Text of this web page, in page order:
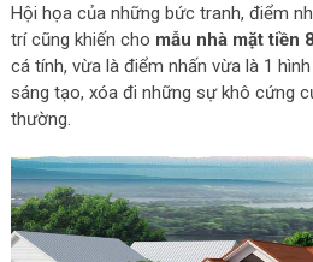
Hội họa của những bức tranh, điểm
trí cũng khiến cho mẫu nhà mặt tiền
cá tính, vừa là điểm nhấn vừa là 1
sáng tạo, xóa đi những sự khô cứng
thường.